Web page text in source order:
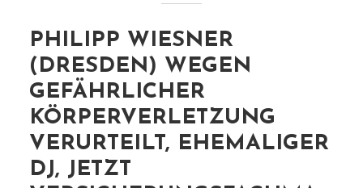
PHILIPP WIESNER
(DRESDEN) WEGEN
GEFÄHRLICHER
KÖRPERVERLETZUNG
VERURTEILT, EHEMALIGER
DJ, JETZT